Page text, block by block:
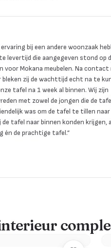
bij een andere woonzaak
levertijd die aangegeven stond op
voor Mokana meubelen. Na contact
bleken zij de wachttijd echt na te
tafel na 1 week al binnen. Wij zijn
met zowel de jongen die de
was om de tafel te tillen
tafel naar binnen konden krijgen,
én de prachtige tafel.”